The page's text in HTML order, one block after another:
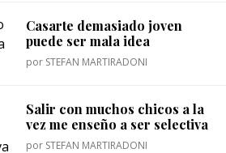
Casarte demasiado joven
puede ser mala idea
por STEFAN MARTIRADONI
Salir con muchos chicos a la
vez me enseño a ser selectiva
por STEFAN MARTIRADONI